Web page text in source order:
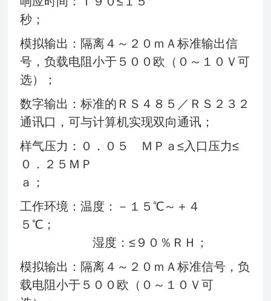
秒；
模拟输出：隔离４～２０ｍＡ标准输出信
号，负载电阻小于５００欧（０～１０Ｖ可
选）；
数字输出：标准的ＲＳ４８５／ＲＳ２３２
通讯口，可与计算机实现双向通讯；
样气压力：０．０５ ＭＰａ≤入口压力≤
０．２５ＭＰ
ａ；
工作环境：温度：－１５℃～＋４
５℃；
湿度：≤９０％ＲＨ；
模拟输出：隔离４～２０ｍＡ标准信号，负
载电阻小于５００欧（０～１０Ｖ可